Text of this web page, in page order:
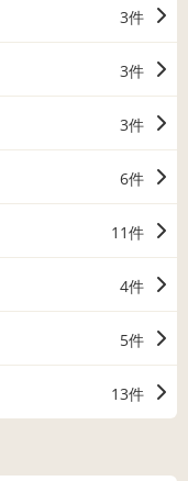
3件
3件
3件
6件
11件
4件
5件
13件